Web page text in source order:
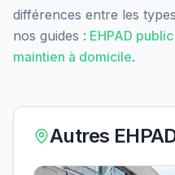
différences entre les
nos guides : EHPAD
maintien à domicile.
Autres